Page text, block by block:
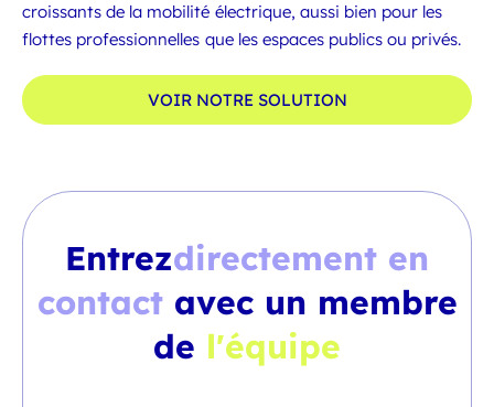
croissants de la mobilité électrique, aussi bien pour les
flottes professionnelles que les espaces publics ou privés.
VOIR NOTRE SOLUTION
Entrezdirectement en
contact avec un membre
de l'équipe